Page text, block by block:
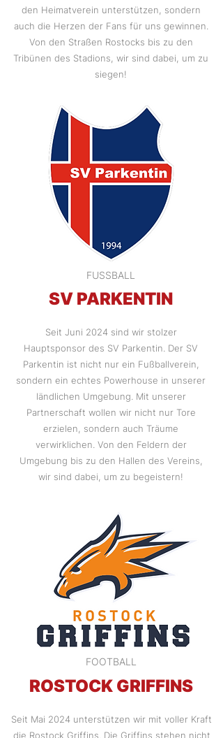
den Heimatverein unterstützen, sondern
auch die Herzen der Fans für uns gewinnen.
Von den Straßen Rostocks bis zu den
Tribünen des Stadions, wir sind dabei, um zu
siegen!
FUSSBALL
SV PARKENTIN
Seit Juni 2024 sind wir stolzer
Hauptsponsor des SV Parkentin. Der SV
Parkentin ist nicht nur ein Fußballverein,
sondern ein echtes Powerhouse in unserer
ländlichen Umgebung. Mit unserer
Partnerschaft wollen wir nicht nur Tore
erzielen, sondern auch Träume
verwirklichen. Von den Feldern der
Umgebung bis zu den Hallen des Vereins,
wir sind dabei, um zu begeistern!
FOOTBALL
ROSTOCK GRIFFINS
Seit Mai 2024 unterstützen wir mit voller Kraft
die Rostock Griffins. Die Griffins stehen nicht